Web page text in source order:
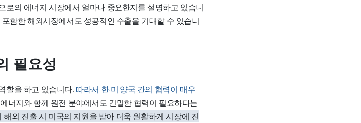
로의 에너지 시장에서 얼마나 중요한지를 설명하고 있습니
함한 해외시장에서도 성공적인 수출을 기대할 수 있습니
필요성
할을 하고 있습니다. 따라서 한·미 양국 간의 협력이 매우
너지와 함께 원전 분야에서도 긴밀한 협력이 필요하다는
해외 진출 시 미국의 지원을 받아 더욱 원활하게 시장에 진